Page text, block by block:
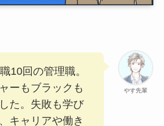
やす先輩
10回の管理職。
ーもブラックも
た。失敗も学び
キャリアや働き